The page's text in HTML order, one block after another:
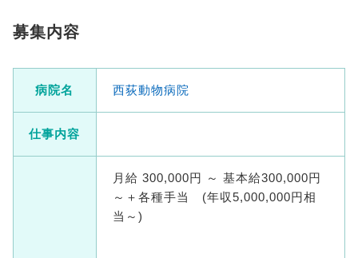
募集内容
病院名 西荻動物病院
仕事内容
月給 300,000円 ～ 基本給300,000円
～＋各種手当 (年収5,000,000円相
当～)